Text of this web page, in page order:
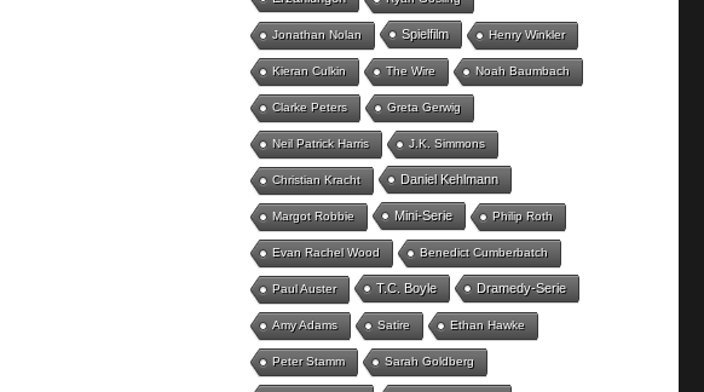
Jonathan Nolan Spielfilm Henry Winkler
Kieran Culkin The Wire Noah Baumbach
Clarke Peters Greta Gerwig
Neil Patrick Harris J.K. Simmons
Christian Kracht Daniel Kehlmann
Margot Robbie Mini-Serie Philip Roth
Evan Rachel Wood Benedict Cumberbatch
Paul Auster T.C. Boyle Dramedy-Serie
Amy Adams Satire Ethan Hawke
Peter Stamm Sarah Goldberg